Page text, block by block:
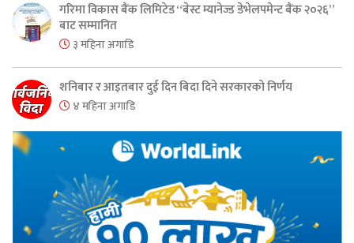
गरिमा विकास बैंक लिमिटेड “बेस्ट म्यानेज्ड डेभेलपमेन्ट बैंक २०२६”
बाट सम्मानित
३ महिना अगाडि
शनिबार र आइतबार दुई दिन बिदा दिने सरकारको निर्णय
४ महिना अगाडि